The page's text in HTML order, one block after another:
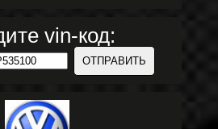
vin-код: